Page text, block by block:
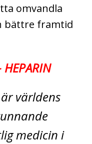
omvandla
bättre framtid
HEPARIN
världens
medicin i